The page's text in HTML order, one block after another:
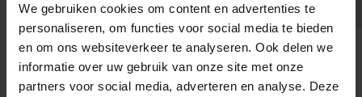
We gebruiken cookies om content en advertenties te
personaliseren, om functies voor social media te bieden
en om ons websiteverkeer te analyseren. Ook delen we
informatie over uw gebruik van onze site met onze
partners voor social media, adverteren en analyse. Deze